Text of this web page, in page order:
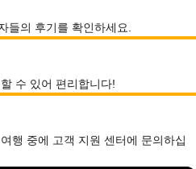
들의 후기를 확인하세요.
수 있어 편리합니다!
행 중에 고객 지원 센터에 문의하십